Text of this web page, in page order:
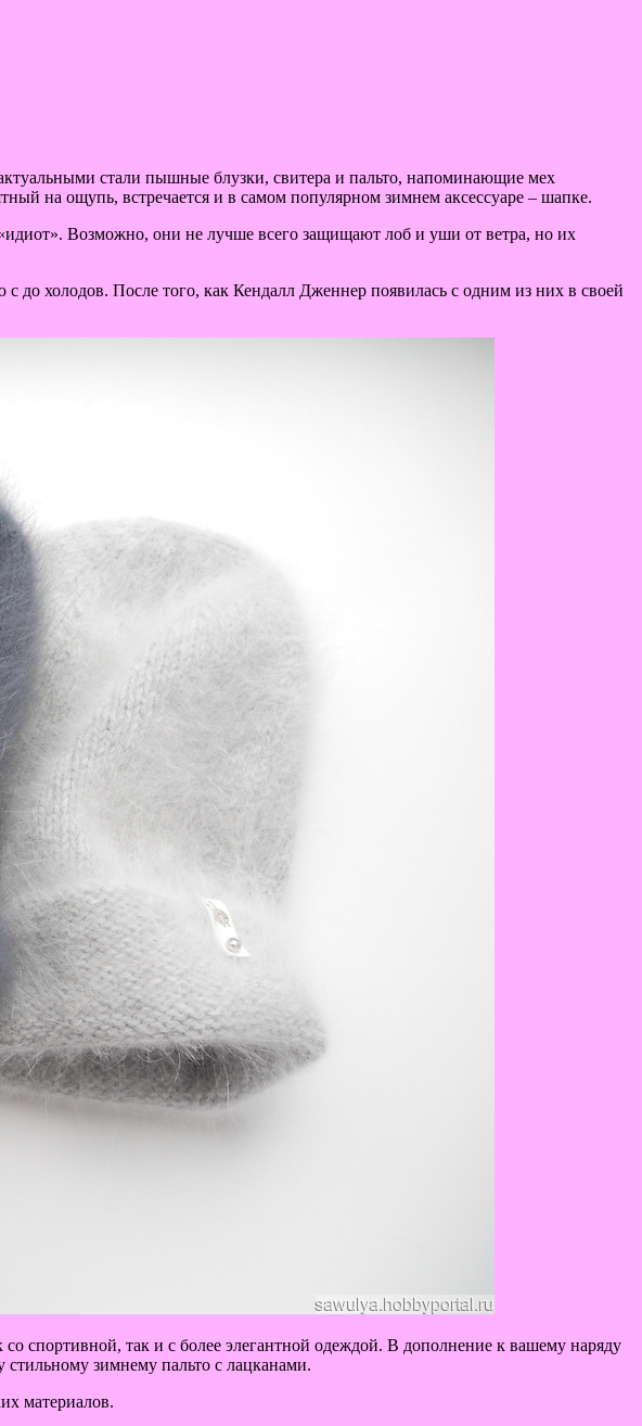
стали пышные блузки, свитера и пальто, напоминающие мех
на ощупь, встречается и в самом популярном зимнем аксессуаре – шапке.
Возможно, они не лучше всего защищают лоб и уши от ветра, но их
холодов. После того, как Кендалл Дженнер появилась с одним из них в своей
спортивной, так и с более элегантной одеждой. В дополнение к вашему наряду
зимнему пальто с лацканами.
материалов.